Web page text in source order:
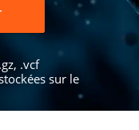
.vcf
sur le